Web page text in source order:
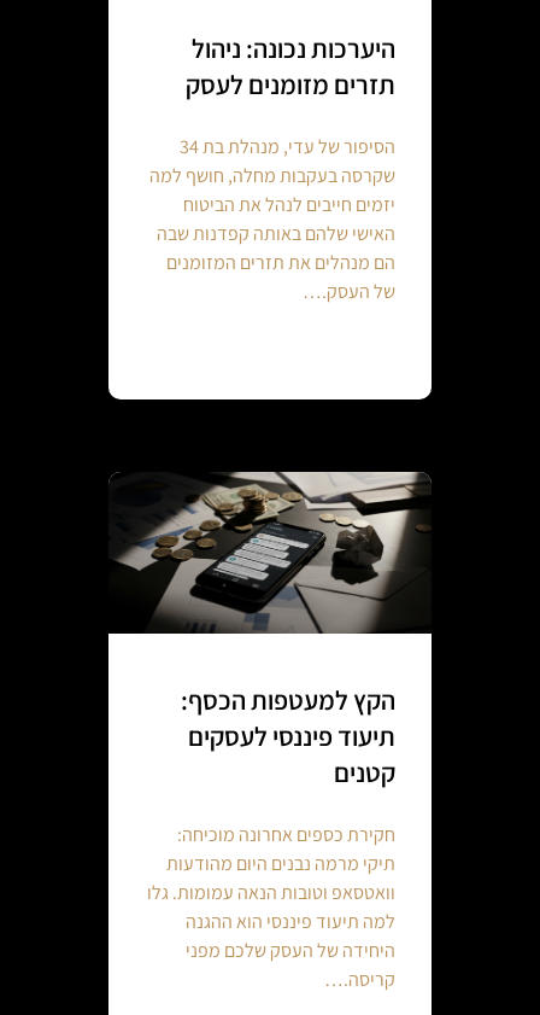
היערכות נכונה: ניהול
תזרים מזומנים לעסק
הסיפור של עדי, מנהלת בת 34
שקרסה בעקבות מחלה, חושף למה
יזמים חייבים לנהל את הביטוח
האישי שלהם באותה קפדנות שבה
הם מנהלים את תזרים המזומנים
של העסק.…
הקץ למעטפות הכסף:
תיעוד פיננסי לעסקים
קטנים
חקירת כספים אחרונה מוכיחה:
תיקי מרמה נבנים היום מהודעות
וואטסאפ וטובות הנאה עמומות. גלו
למה תיעוד פיננסי הוא ההגנה
היחידה של העסק שלכם מפני
קריסה.…